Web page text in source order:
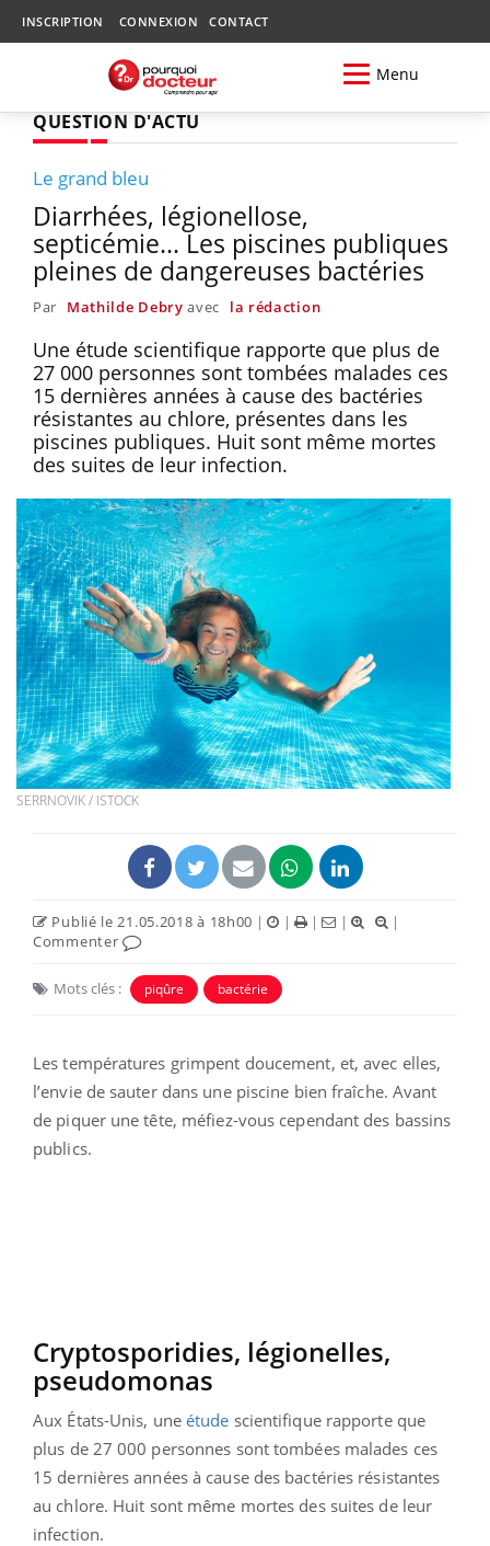
INSCRIPTION CONNEXION CONTACT
Menu
QUESTION D'ACTU
Le grand bleu
Diarrhées, légionellose,
septicémie... Les piscines publiques
pleines de dangereuses bactéries
Par Mathilde Debry avec la rédaction
Une étude scientifique rapporte que plus de
27 000 personnes sont tombées malades ces
15 dernières années à cause des bactéries
résistantes au chlore, présentes dans les
piscines publiques. Huit sont même mortes
des suites de leur infection.
SERRNOVIK / ISTOCK
Publié le 21.05.2018 à 18h00 | | | |
|
Commenter
Mots clés : piqûre bactérie
Les températures grimpent doucement, et, avec elles,
l’envie de sauter dans une piscine bien fraîche. Avant
de piquer une tête, méfiez-vous cependant des bassins
publics.
Cryptosporidies, légionelles,
pseudomonas
Aux États-Unis, une étude scientifique rapporte que
plus de 27 000 personnes sont tombées malades ces
15 dernières années à cause des bactéries résistantes
au chlore. Huit sont même mortes des suites de leur
infection.